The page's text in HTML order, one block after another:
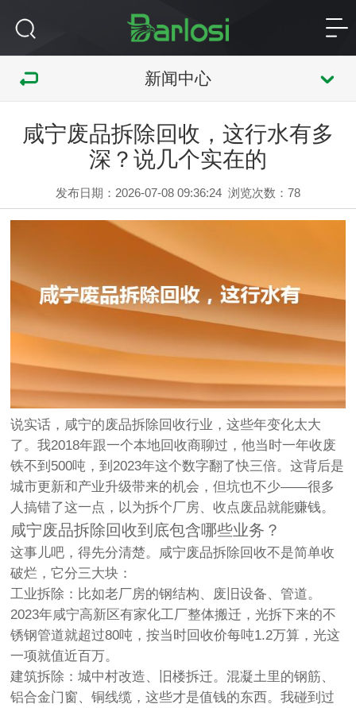
新闻中心
咸宁废品拆除回收，这行水有多
深？说几个实在的
发布日期：2026-07-08 09:36:24 浏览次数：78
说实话，咸宁的废品拆除回收行业，这些年变化太大
了。我2018年跟一个本地回收商聊过，他当时一年收废
铁不到500吨，到2023年这个数字翻了快三倍。这背后是
城市更新和产业升级带来的机会，但坑也不少——很多
人搞错了这一点，以为拆个厂房、收点废品就能赚钱。
咸宁废品拆除回收到底包含哪些业务？
这事儿吧，得先分清楚。咸宁废品拆除回收不是简单收
破烂，它分三大块：
工业拆除 ：比如老厂房的钢结构、废旧设备、管道。
2023年咸宁高新区有家化工厂整体搬迁，光拆下来的不
锈钢管道就超过80吨，按当时回收价每吨1.2万算，光这
一项就值近百万。
建筑拆除 ：城中村改造、旧楼拆迁。混凝土里的钢筋、
铝合金门窗、铜线缆，这些才是值钱的东西。我碰到过